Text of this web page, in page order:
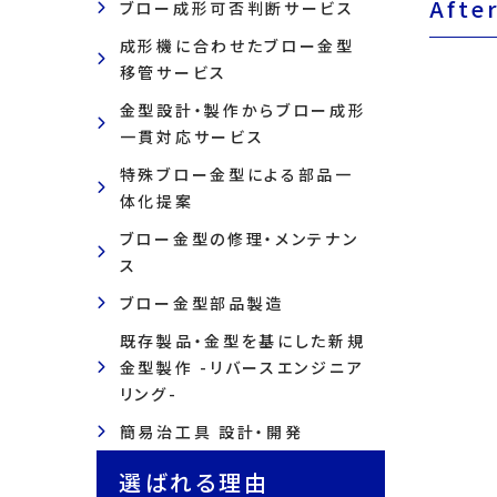
ブロー成形可否判断サービス
成形機に合わせたブロー金型
移管サービス
金型設計・製作からブロー成形
一貫対応サービス
特殊ブロー金型による部品一
体化提案
ブロー金型の修理・メンテナン
ス
ブロー金型部品製造
既存製品・金型を基にした新規
金型製作 -リバースエンジニア
リング-
簡易治工具 設計・開発
選ばれる理由